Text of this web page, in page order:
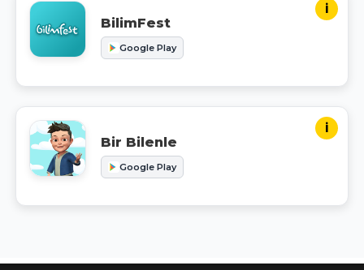
i
BilimFest
Google Play
i
Bir Bilenle
Google Play